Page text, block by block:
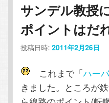
コ
ン
ン
ン
テ
ツ
サンデル教授
ポイントはだ
投稿日時:2011年2月26日
これまで「ハー
きました。ところが